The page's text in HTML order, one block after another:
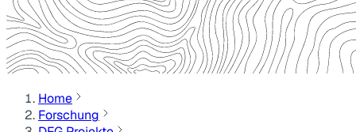
Home
Forschung